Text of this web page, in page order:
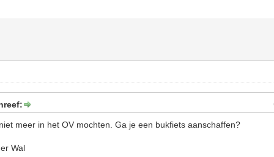
meer in het OV mochten. Ga je een bukfiets aanschaffen?
Wal